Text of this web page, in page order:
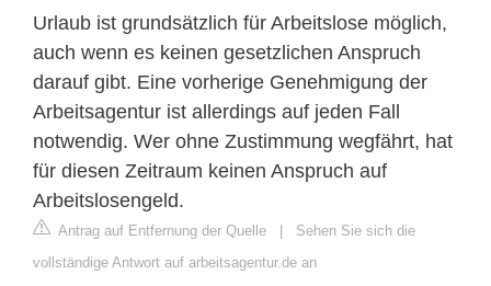
Urlaub ist grundsätzlich für Arbeitslose möglich,
auch wenn es keinen gesetzlichen Anspruch
darauf gibt. Eine vorherige Genehmigung der
Arbeitsagentur ist allerdings auf jeden Fall
notwendig. Wer ohne Zustimmung wegfährt, hat
für diesen Zeitraum keinen Anspruch auf
Arbeitslosengeld.
Antrag auf Entfernung der Quelle | Sehen Sie sich die
vollständige Antwort auf arbeitsagentur.de an